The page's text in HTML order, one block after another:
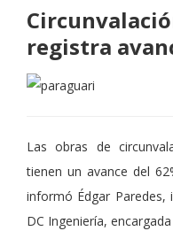
registra
Las obras de
tienen un avance del
informó Édgar Paredes,
DC Ingeniería,